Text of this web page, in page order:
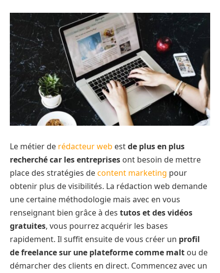
Le métier de rédacteur web estde plus en plus
recherché car les entreprises ont besoin de mettre
place des stratégies decontent marketing pour
obtenir plus de visibilités. La rédaction web demande
une certaine méthodologie mais avec en vous
renseignant bien grâce à des tutos et des vidéos
gratuites, vous pourrez acquérir les bases
rapidement. Il suffit ensuite de vous créer un profil
de freelance sur une plateforme comme malt ou de
démarcher des clients en direct. Commencez avec un